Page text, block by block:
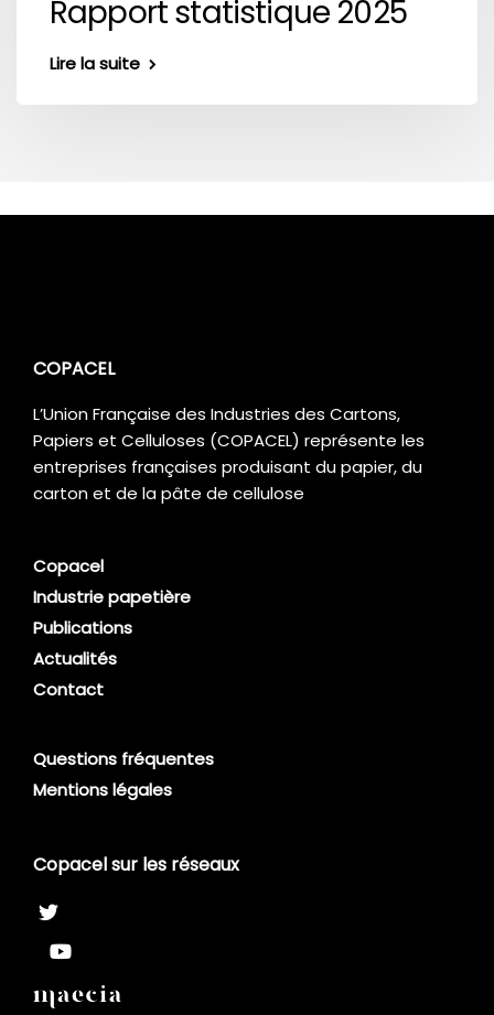
Rapport statistique 2025
Lire la suite
COPACEL
L’Union Française des Industries des Cartons,
Papiers et Celluloses (COPACEL) représente les
entreprises françaises produisant du papier, du
carton et de la pâte de cellulose
Copacel
Industrie papetière
Publications
Actualités
Contact
Questions fréquentes
Mentions légales
Copacel sur les réseaux